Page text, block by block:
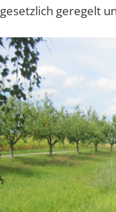
gesetzlich geregelt